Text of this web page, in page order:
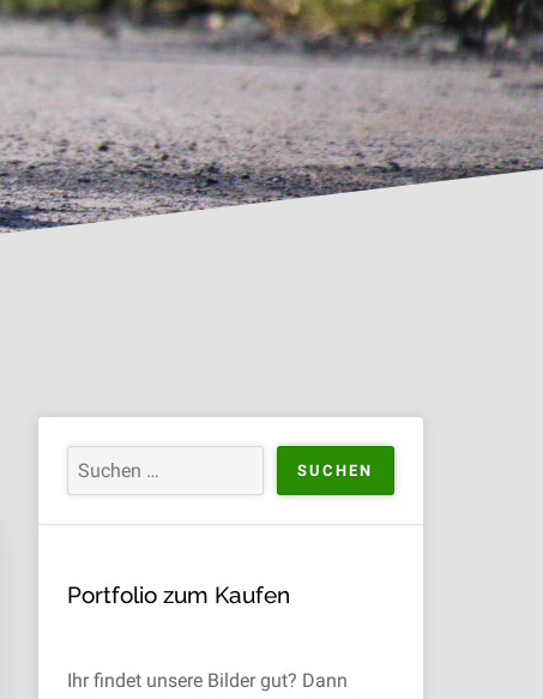
Portfolio zum Kaufen
Ihr findet unsere Bilder gut? Dann